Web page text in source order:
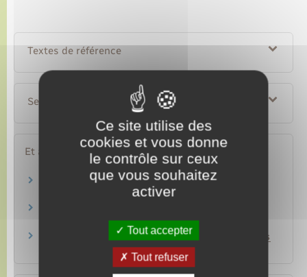
Textes de référence
Services en ligne et formulaires
Et aussi
Disparition et enlèvement de personnes
Fichiers informatiques et données personnelles
Papiers – Citoyenneté – Élections
Ce site utilise des
cookies et vous donne
le contrôle sur ceux
que vous souhaitez
activer
Tout accepter
Tout refuser